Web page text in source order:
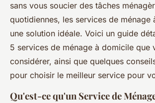
sans vous soucier des tâches
quotidiennes, les services de ménage
une solution idéale. Voici un guide
5 services de ménage à domicile que
considérer, ainsi que quelques
pour choisir le meilleur service pour
Qu'est-ce qu'un Service de